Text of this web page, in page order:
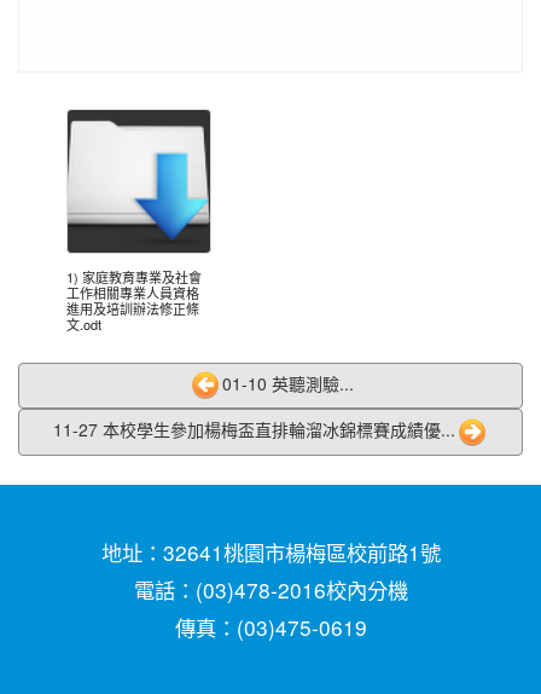
名! 四年四班黃品憲同學獲得繪畫類佳作!
2020-10-05
賀!
本校學生參加109年新竹縣運動i台
灣社區羽球聯誼賽成績優異
2020-09-10 賀!
本校學生參加109年桃園市運動會-
市長盃滑輪溜冰錦標賽暨109年全民運動會代表隊選
拔賽成績優異
2020-09-04
本校學生參加2020YONEX一線入
本校學生參加2020年第六屆新北市
寶獅萊夏季理事長盃溜冰錦標賽成績優異
2020-07-08
本校學生參加109年桃園市運動會
市長盃溜冰錦標賽成績優異
2020-01-09
賀!
本校學生參加玄峰盃羽球錦標賽成
賀!
本校學生參加108年臺北市中正盃
1) 家庭教育專業及社會
工作相關專業人員資格
進用及培訓辦法修正條
文.odt
01-10 英聽測驗...
11-27 本校學生參加楊梅盃直排輪溜冰錦標賽成績優...
地址：32641桃園市楊梅區校前路1號
電話：(03)478-2016校內分機
傳真：(03)475-0619